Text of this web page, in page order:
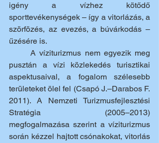
igény a vízhez kötődő
sporttevékenységek – így a vitorlázás, a
szörfözés, az evezés, a búvárkodás –
űzésére is.
	A víziturizmus nem egyezik meg
pusztán a vízi közlekedés turisztikai
aspektusaival, a fogalom szélesebb
területeket ölel fel (Csapó J.–Darabos F.
2011). A Nemzeti Turizmusfejlesztési
Stratégia (2005–2013)
megfogalmazása szerint a víziturizmus
során kézzel hajtott csónakokat, vitorlás